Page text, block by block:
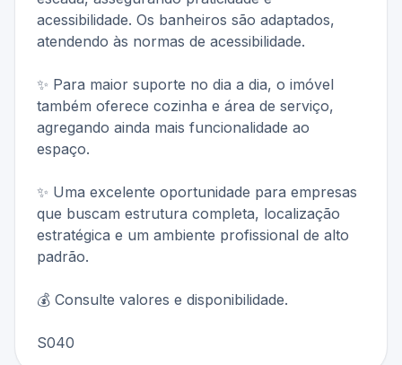
acessibilidade. Os banheiros são adaptados,
atendendo às normas de acessibilidade.
✨ Para maior suporte no dia a dia, o imóvel
também oferece cozinha e área de serviço,
agregando ainda mais funcionalidade ao
espaço.
✨ Uma excelente oportunidade para empresas
que buscam estrutura completa, localização
estratégica e um ambiente profissional de alto
padrão.
💰 Consulte valores e disponibilidade.
S040